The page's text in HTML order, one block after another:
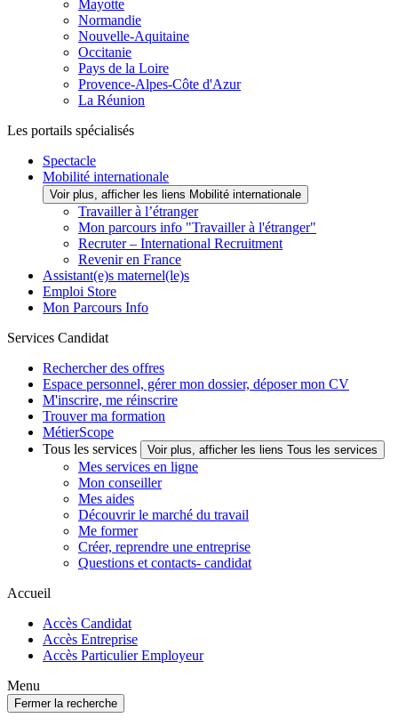
Mayotte
Normandie
Nouvelle-Aquitaine
Occitanie
Pays de la Loire
Provence-Alpes-Côte d'Azur
La Réunion
Les portails spécialisés
Spectacle
Mobilité internationale
Voir plus, afficher les liens Mobilité internationale
Travailler à l’étranger
Mon parcours info "Travailler à l'étranger"
Recruter – International Recruitment
Revenir en France
Assistant(e)s maternel(le)s
Emploi Store
Mon Parcours Info
Services Candidat
Rechercher des offres
Espace personnel, gérer mon dossier, déposer mon CV
M'inscrire, me réinscrire
Trouver ma formation
MétierScope
Tous les services
Voir plus, afficher les liens Tous les services
Mes services en ligne
Mon conseiller
Mes aides
Découvrir le marché du travail
Me former
Créer, reprendre une entreprise
Questions et contacts- candidat
Accueil
Accès Candidat
Accès Entreprise
Accès Particulier Employeur
Menu
Fermer la recherche